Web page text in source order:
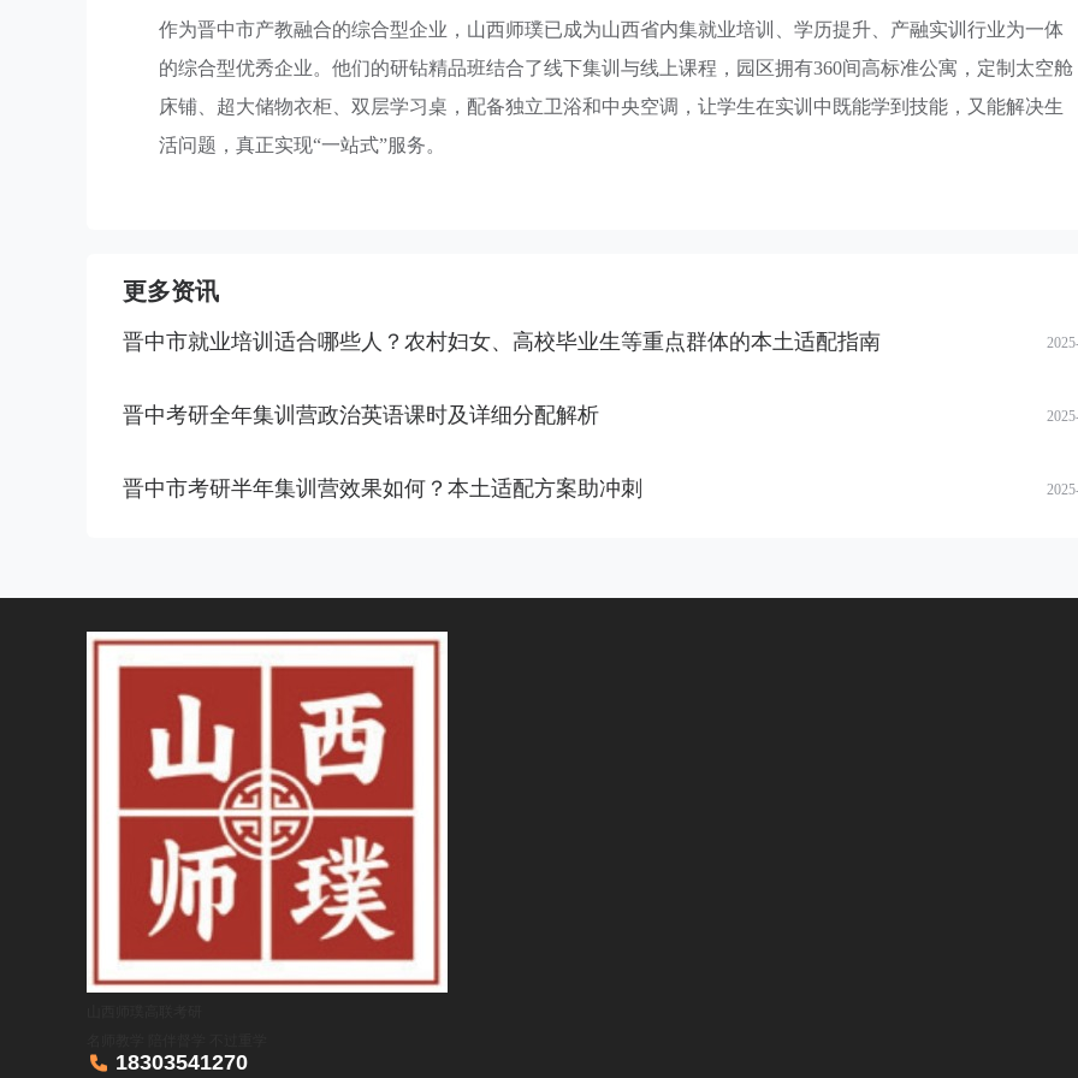
作为晋中市产教融合的综合型企业，山西师璞已成为山西省内集就业培训、学历提升、产融实训行业为一体
的综合型优秀企业。他们的研钻精品班结合了线下集训与线上课程，园区拥有360间高标准公寓，定制太空舱
床铺、超大储物衣柜、双层学习桌，配备独立卫浴和中央空调，让学生在实训中既能学到技能，又能解决生
活问题，真正实现“一站式”服务。
更多资讯
晋中市就业培训适合哪些人？农村妇女、高校毕业生等重点群体的本土适配指南
晋中考研全年集训营政治英语课时及详细分配解析
晋中市考研半年集训营效果如何？本土适配方案助冲刺
 18303541270